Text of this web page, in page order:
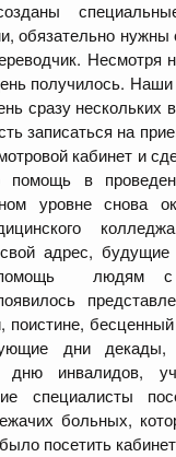
обязательно
Несмотря
получилось.
сразу нескольких
записаться на
кабинет и
помощь в
уровне снова
адрес, будущие
людям с
поистине,
дни декады,
дню инвалидов,
специалисты
больных,
посетить